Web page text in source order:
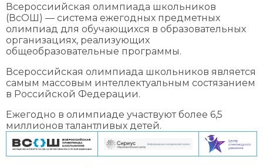
Всероссиийская олимпиада школьников
(ВсОШ) — система ежегодных предметных
олимпиад для обучающихся в образовательных
организациях, реализующих
общеобразовательные программы.
Всероссийская олимпиада школьников является
самым массовым интеллектуальным состязанием
в Российской Федерации.
Ежегодно в олимпиаде участвуют более 6,5
миллионов талантливых детей.